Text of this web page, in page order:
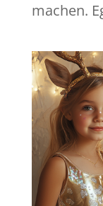
machen.